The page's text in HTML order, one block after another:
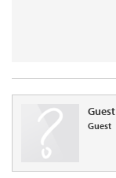
Guest
Guest